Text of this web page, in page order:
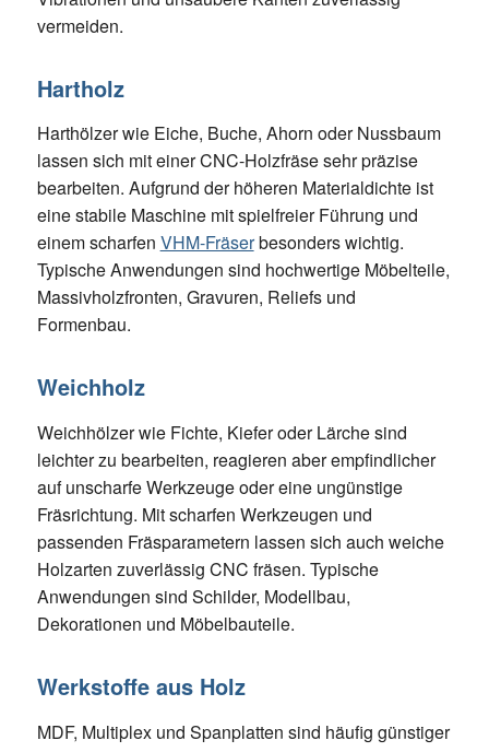
vermeiden.
Hartholz
Harthölzer wie Eiche, Buche, Ahorn oder Nussbaum
lassen sich mit einer CNC-Holzfräse sehr präzise
bearbeiten. Aufgrund der höheren Materialdichte ist
eine stabile Maschine mit spielfreier Führung und
einem scharfen VHM-Fräserbesonders wichtig.
Typische Anwendungen sind hochwertige Möbelteile,
Massivholzfronten, Gravuren, Reliefs und
Formenbau.
Weichholz
Weichhölzer wie Fichte, Kiefer oder Lärche sind
leichter zu bearbeiten, reagieren aber empfindlicher
auf unscharfe Werkzeuge oder eine ungünstige
Fräsrichtung. Mit scharfen Werkzeugen und
passenden Fräsparametern lassen sich auch weiche
Holzarten zuverlässig CNC fräsen. Typische
Anwendungen sind Schilder, Modellbau,
Dekorationen und Möbelbauteile.
Werkstoffe aus Holz
MDF, Multiplex und Spanplatten sind häufig günstiger